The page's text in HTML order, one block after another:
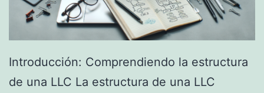
Introducción: Comprendiendo la estructura
de una LLC La estructura de una LLC